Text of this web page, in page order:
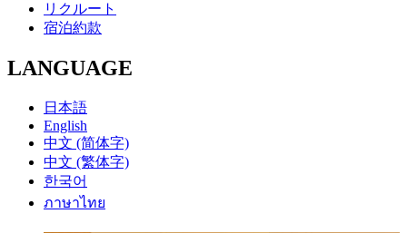
リクルート
宿泊約款
LANGUAGE
日本語
English
中文 (简体字)
中文 (繁体字)
한국어
ภาษาไทย